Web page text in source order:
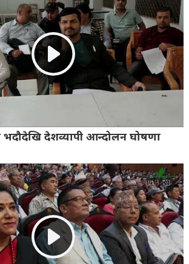
देशव्यापी आन्दोलन घोषणा